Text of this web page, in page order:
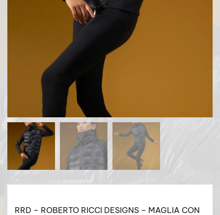
RRD – ROBERTO RICCI DESIGNS – MAGLIA CON